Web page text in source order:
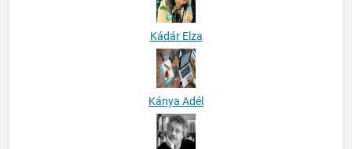
Kádár Elza
Kánya Adél